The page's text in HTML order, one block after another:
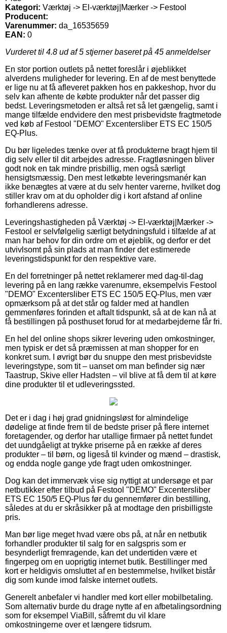
Kategori: Værktøj -> El-værktøj|Mærker -> Festool
Producent:
Varenummer: da_16535659
EAN: 0
Vurderet til 4.8 ud af 5 stjerner baseret på 45 anmeldelser
En stor portion outlets på nettet foreslår i øjeblikket
alverdens muligheder for levering. En af de mest benyttede
er lige nu at få afleveret pakken hos en pakkeshop, hvor du
selv kan afhente de købte produkter når det passer dig
bedst. Leveringsmetoden er altså ret så let gængelig, samt i
mange tilfælde endvidere den mest prisbevidste fragtmetode
ved køb af Festool "DEMO" Excentersliber ETS EC 150/5
EQ-Plus.
Du bør ligeledes tænke over at få produkterne bragt hjem til
dig selv eller til dit arbejdes adresse. Fragtløsningen bliver
godt nok en tak mindre prisbillig, men også særligt
hensigtsmæssig. Den mest letkøbte leveringsmanér kan
ikke benægtes at være at du selv henter varerne, hvilket dog
stiller krav om at du opholder dig i kort afstand af online
forhandlerens adresse.
Leveringshastigheden på Værktøj -> El-værktøj|Mærker ->
Festool er selvfølgelig særligt betydningsfuld i tilfælde af at
man har behov for din ordre om et øjeblik, og derfor er det
utvivlsomt på sin plads at man finder det estimerede
leveringstidspunkt for den respektive vare.
En del forretninger på nettet reklamerer med dag-til-dag
levering på en lang række varenumre, eksempelvis Festool
"DEMO" Excentersliber ETS EC 150/5 EQ-Plus, men vær
opmærksom på at det står og falder med at handlen
gemmenføres forinden et aftalt tidspunkt, så at de kan nå at
få bestillingen på posthuset forud for at medarbejderne får fri.
En hel del online shops sikrer levering uden omkostninger,
men typisk er det så præmissen at man shopper for en
konkret sum. I øvrigt bør du snuppe den mest prisbevidste
leveringstype, som tit – uanset om man befinder sig nær
Taastrup, Skive eller Hadsten – vil blive at få dem til at køre
dine produkter til et udleveringssted.
Det er i dag i høj grad gnidningsløst for almindelige
dødelige at finde frem til de bedste priser på flere internet
foretagender, og derfor har utallige firmaer på nettet fundet
det uundgåeligt at trykke priserne på en række af deres
produkter – til børn, og ligeså til kvinder og mænd – drastisk,
og endda nogle gange yde fragt uden omkostninger.
Dog kan det immervæk vise sig nyttigt at undersøge et par
netbutikker efter tilbud på Festool "DEMO" Excentersliber
ETS EC 150/5 EQ-Plus før du gennemfører din bestilling,
således at du er skråsikker på at modtage den prisbilligste
pris.
Man bør lige meget hvad være obs på, at når en netbutik
forhandler produkter til salg for en salgspris som er
besynderligt fremragende, kan det undertiden være et
fingerpeg om en uoprigtig internet butik. Bestillinger med
kort er heldigvis omsluttet af en bestemmelse, hvilket bistår
dig som kunde imod falske internet outlets.
Generelt anbefaler vi handler med kort eller mobilbetaling.
Som alternativ burde du drage nytte af en afbetalingsordning
som for eksempel ViaBill, såfremt du vil klare
omkostningerne over et længere tidsrum.